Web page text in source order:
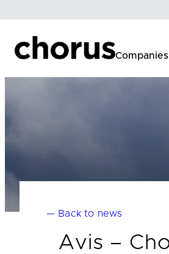
content
Companies
— Back to news
Avis –